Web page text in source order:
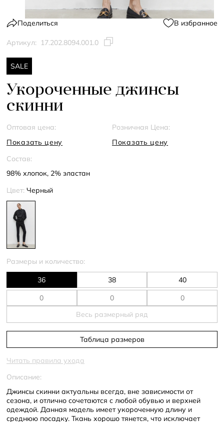
Поделиться В избранное
Артикул: 17.202.8094.001.0
SALE
Укороченные джинсы
скинни
Оптовая цена:
Показать цену
Розничная Цена:
Показать цену
Состав:
98% хлопок, 2% эластан
Цвет: Черный
Размеры и количество:
36 38 40
Весь размерный ряд
Таблица размеров
Читать правила ухода
Описание:
Джинсы скинни актуальны всегда, вне зависимости от
сезона, и отлично сочетаются с любой обувью и верхней
одеждой. Данная модель имеет укороченную длину и
среднюю посадку. Ткань хорошо тянется, что исключает